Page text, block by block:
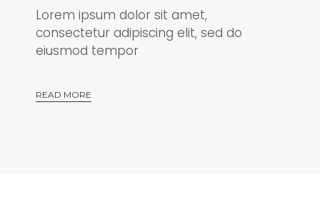
Lorem ipsum dolor sit amet,
consectetur adipiscing elit, sed do
eiusmod tempor
READ MORE